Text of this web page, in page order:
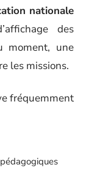
nationale
des
moment, une
les missions.
fréquemment